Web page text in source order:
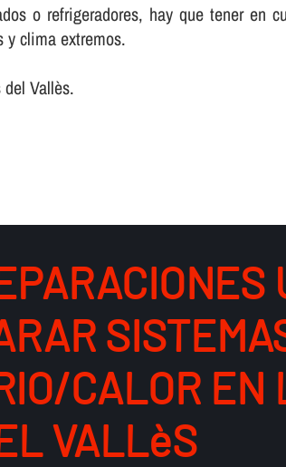
o refrigeradores, hay que tener en
y clima extremos.
Vallès.
CALOR EN
VALLèS